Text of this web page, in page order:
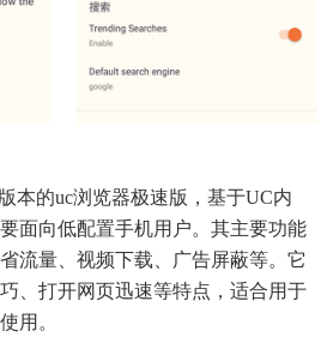
本的uc浏览器极速版，基于UC内
面向低配置手机用户。其主要功能
流量、视频下载、广告屏蔽等。它
、打开网页迅速等特点，适合用于
用。